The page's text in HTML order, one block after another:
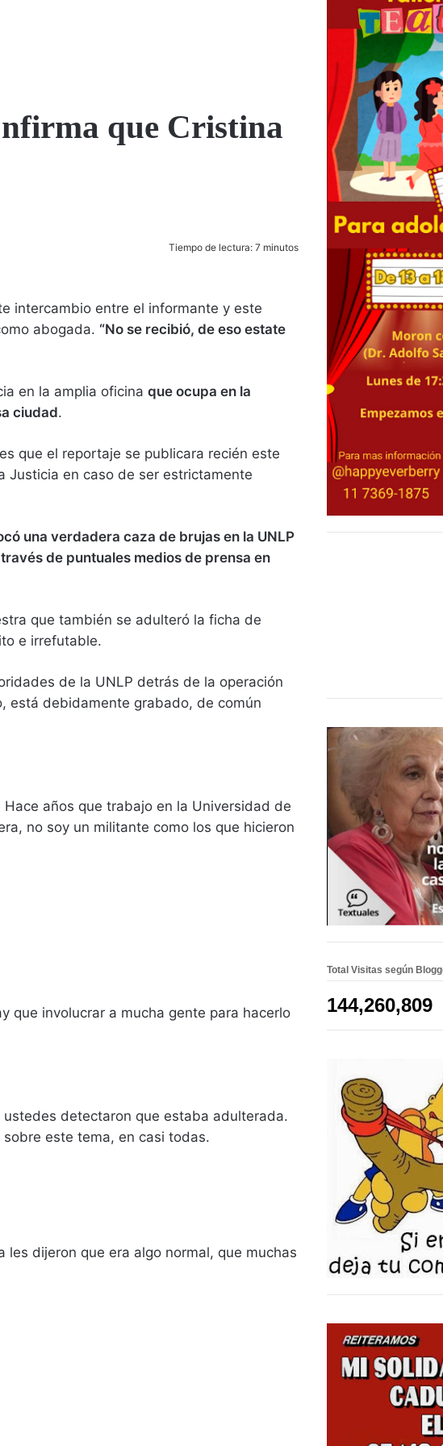
que Cristina
Tiempo de lectura: 7 minutos
intercambio entre el informante y este
abogada. “No se recibió, de eso estate
en la amplia oficina que ocupa en la
ciudad.
que el reportaje se publicara recién este
Justicia en caso de ser estrictamente
una verdadera caza de brujas en la UNLP
de puntuales medios de prensa en
que también se adulteró la ficha de
e irrefutable.
de la UNLP detrás de la operación
está debidamente grabado, de común
años que trabajo en la Universidad de
no soy un militante como los que hicieron
que involucrar a mucha gente para hacerlo
detectaron que estaba adulterada.
este tema, en casi todas.
dijeron que era algo normal, que muchas
Total Visitas según
144,260,809